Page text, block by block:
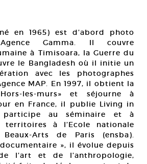
en 1965) est d’abord photo
Gamma. Il couvre
à Timisoara, la Guerre du
le Bangladesh où il initie un
avec les photographes
MAP. En 1997, il obtient la
les-murs» et séjourne à
en France, il publie Living in
au séminaire et à
territoires à l’Ecole nationale
Arts de Paris (ensba).
», il évolue depuis
l’art et de l’anthropologie,